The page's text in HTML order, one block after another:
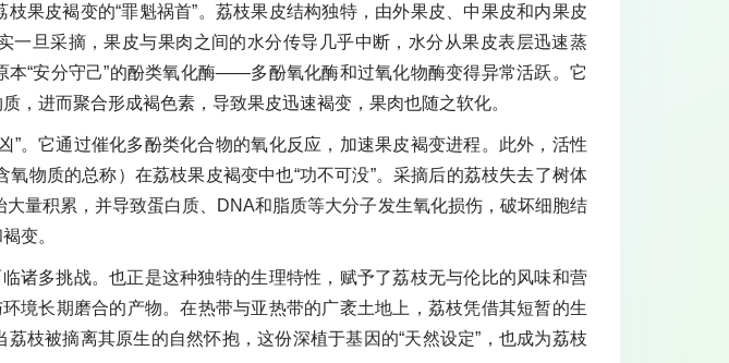
果皮褐变的“罪魁祸首”。荔枝果皮结构独特，由外果皮、中果皮和内果皮
一旦采摘，果皮与果肉之间的水分传导几乎中断，水分从果皮表层迅速蒸
“安分守己”的酚类氧化酶——多酚氧化酶和过氧化物酶变得异常活跃。它
，进而聚合形成褐色素，导致果皮迅速褐变，果肉也随之软化。
”。它通过催化多酚类化合物的氧化反应，加速果皮褐变进程。此外，活性
物质的总称）在荔枝果皮褐变中也“功不可没”。采摘后的荔枝失去了树体
量积累，并导致蛋白质、DNA和脂质等大分子发生氧化损伤，破坏细胞结
变。
诸多挑战。也正是这种独特的生理特性，赋予了荔枝无与伦比的风味和营
境长期磨合的产物。在热带与亚热带的广袤土地上，荔枝凭借其短暂的生
枝被摘离其原生的自然怀抱，这份深植于基因的“天然设定”，也成为荔枝